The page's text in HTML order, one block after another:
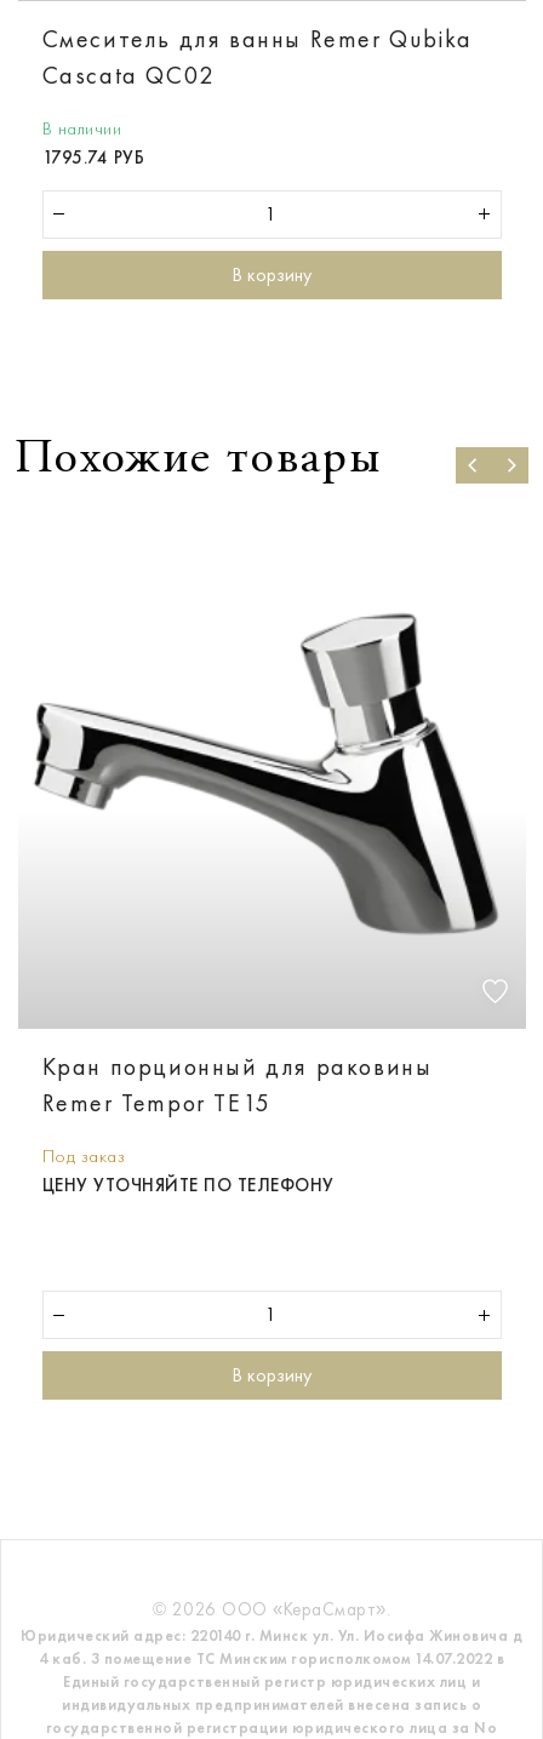
Смеситель для ванны Remer Qubika
Cascata QC02
В наличии
1795.74 РУБ
В корзину
Похожие товары
Кран порционный для раковины
Remer Tempor TE15
Под заказ
ЦЕНУ УТОЧНЯЙТЕ ПО ТЕЛЕФОНУ
В корзину
© 2026 ООО «КераСмарт».
Юридический адрес: 220140 г. Минск ул. Ул. Иосифа Жиновича д
4 каб. 3 помещение ТС Минским горисполкомом 14.07.2022 в
Единый государственный регистр юридических лиц и
индивидуальных предпринимателей внесена запись о
государственной регистрации юридического лица за No